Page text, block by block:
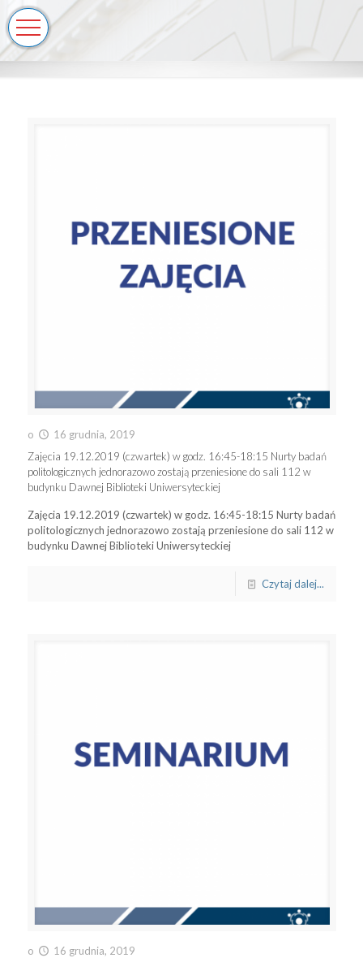
o
16 grudnia, 2019
Zajęcia 19.12.2019 (czwartek) w godz. 16:45-18:15 Nurty badań
politologicznych jednorazowo zostają przeniesione do sali 112 w
budynku Dawnej Biblioteki Uniwersyteckiej
Zajęcia 19.12.2019 (czwartek) w godz. 16:45-18:15 Nurty badań
politologicznych jednorazowo zostają przeniesione do sali 112 w
budynku Dawnej Biblioteki Uniwersyteckiej
Czytaj dalej...
o
16 grudnia, 2019